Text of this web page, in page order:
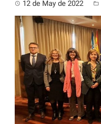
12 de May de 2022